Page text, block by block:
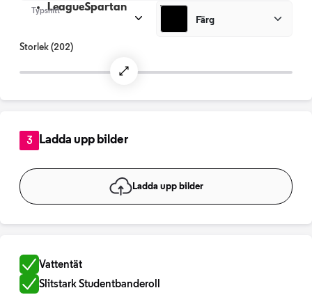
TypsnittLeagueSpartan
Färg
Storlek(202)
3 Ladda upp bilder
Ladda upp bilder
Vattentät
Slitstark Studentbanderoll